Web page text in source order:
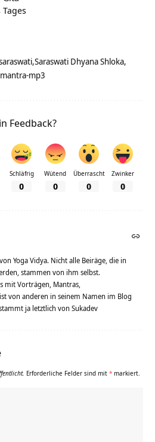
Saraswati Dhyana Shloka
mp3
Feedback?
Schläfrig
0
Wütend
0
Überrascht
0
Zwinker
0
Yoga Vidya. Nicht alle Beiräge, die in
stammen von ihm selbst.
mit Vorträgen, Mantras,
von anderen in seinem Namen im Blog
ja letztlich von Sukadev
Erforderliche Felder sind mit * markiert.